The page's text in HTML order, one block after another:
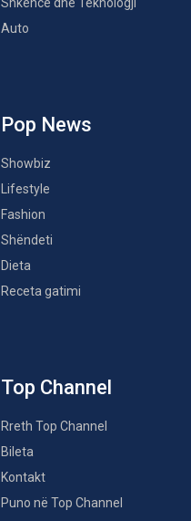
Auto
Pop News
Showbiz
Lifestyle
Fashion
Shëndeti
Dieta
Receta gatimi
Top Channel
Rreth Top Channel
Bileta
Kontakt
Puno në Top Channel